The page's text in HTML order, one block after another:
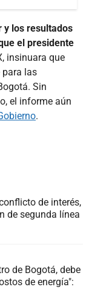
y los resultados
el presidente
insinuara que
para las
Sin
el informe aún
.
de interés,
de segunda línea
de Bogotá, debe
de energía":